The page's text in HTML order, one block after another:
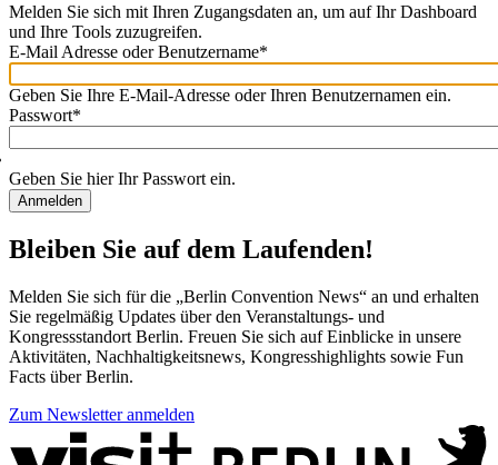
Melden Sie sich mit Ihren Zugangsdaten an, um auf Ihr Dashboard
und Ihre Tools zuzugreifen.
Willkommen
zurück!
Bitte
melden
Sie
sich
an
E-Mail Adresse oder Benutzername*
Geben Sie Ihre E-Mail-Adresse oder Ihren Benutzernamen ein.
Passwort*
Geben Sie hier Ihr Passwort ein.
Bleiben Sie auf dem Laufenden!
Melden Sie sich für die „Berlin Convention News“ an und erhalten
Sie regelmäßig Updates über den Veranstaltungs- und
Kongressstandort Berlin. Freuen Sie sich auf Einblicke in unsere
Aktivitäten, Nachhaltigkeitsnews, Kongresshighlights sowie Fun
Facts über Berlin.
Zum Newsletter anmelden